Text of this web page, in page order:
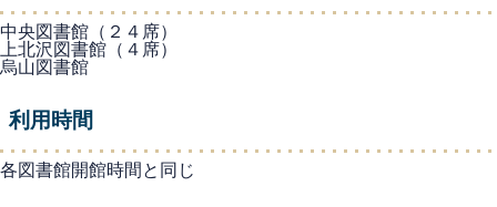
中央図書館（２４席）
上北沢図書館（４席）
烏山図書館
利用時間
各図書館開館時間と同じ